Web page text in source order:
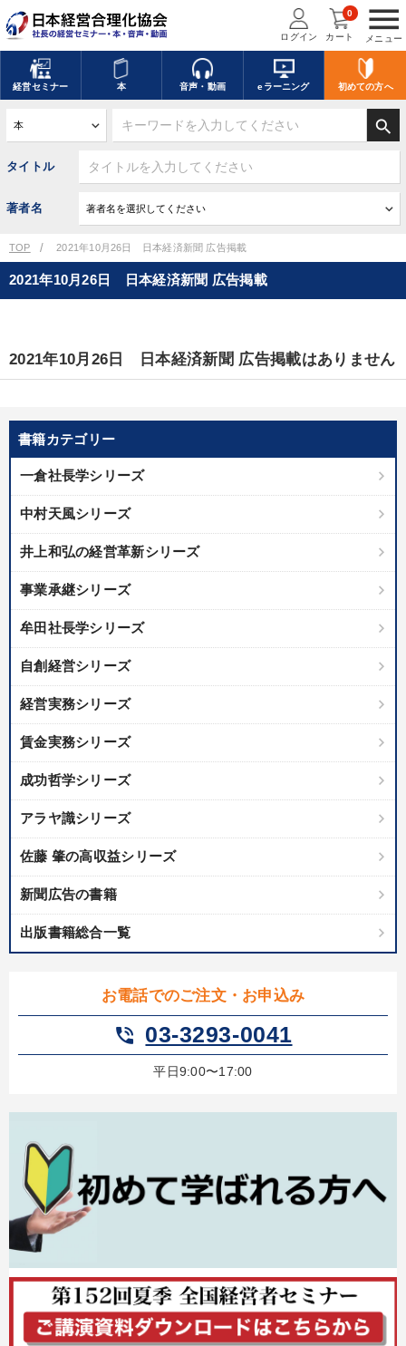
menu
メニュー
ログイン カート
0
経営セミナー 本 音声・動画 eラーニング 初めての方へ
search
タイトル
著者名
TOP 2021年10月26日 日本経済新聞 広告掲載
書籍カテゴリー
一倉社長学シリーズ
中村天風シリーズ
井上和弘の経営革新シリーズ
事業承継シリーズ
牟田社長学シリーズ
自創経営シリーズ
経営実務シリーズ
賃金実務シリーズ
成功哲学シリーズ
アラヤ識シリーズ
佐藤 肇の高収益シリーズ
新聞広告の書籍
出版書籍総合一覧
お電話でのご注文・お申込み
phone_in_talk 03-3293-0041
平日9:00〜17:00
2021年10月26日 日本経済新聞 広告掲載
2021年10月26日 日本経済新聞 広告掲載はありません